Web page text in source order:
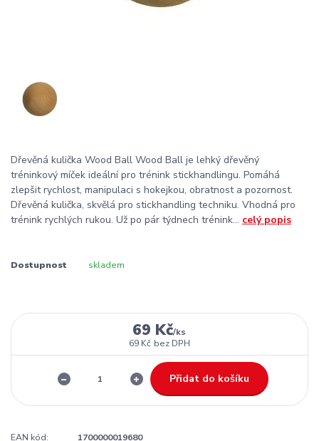
Dřevěná kulička Wood Ball Wood Ball je lehký dřevěný
tréninkový míček ideální pro trénink stickhandlingu. Pomáhá
zlepšit rychlost, manipulaci s hokejkou, obratnost a pozornost.
Dřevěná kulička, skvělá pro stickhandling techniku. Vhodná pro
trénink rychlých rukou. Už po pár týdnech trénink... celý popis
Dostupnost skladem
69 Kč/ks
69 Kč bez DPH
Přidat do košíku
EAN kód:
1700000019680